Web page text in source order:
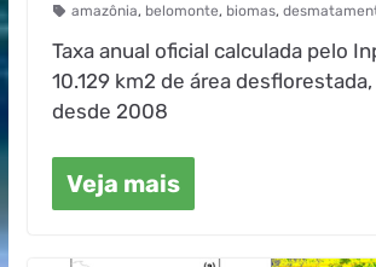
amazônia, belomonte, biomas,
Taxa anual oficial calculada pelo
10.129 km2 de área
desde 2008
Veja mais